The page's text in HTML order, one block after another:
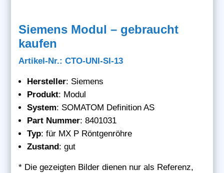
Siemens Modul – gebraucht
kaufen
Artikel-Nr.: CTO-UNI-SI-13
Hersteller: Siemens
Produkt: Modul
System: SOMATOM Definition AS
Part Nummer: 8401031
Typ: für MX P Röntgenröhre
Zustand: gut
* Die gezeigten Bilder dienen nur als Referenz,